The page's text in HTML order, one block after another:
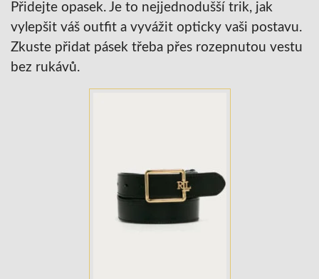
Přidejte opasek. Je to nejjednodušší trik, jak
vylepšit váš outfit a vyvážit opticky vaši postavu.
Zkuste přidat pásek třeba přes rozepnutou vestu
bez rukávů.